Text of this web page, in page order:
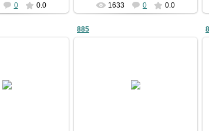
0 0.0 1633 0 0.0
885